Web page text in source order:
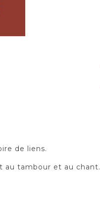
de liens.
au tambour et au chant.